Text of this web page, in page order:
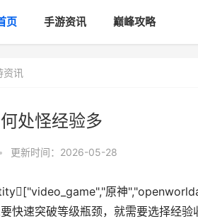
页 手游资讯 巅峰攻略
资讯
处怪经验多
• 更新时间：2026-05-28
原神
快速突破等级瓶颈，就需要选择经